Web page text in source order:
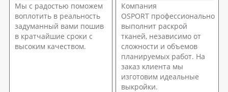
Мы с радостью поможем
воплотить в реальность
задуманный вами пошив
в кратчайшие сроки с
высоким качеством.
Компания
OSPORT профессионально
выполнит раскрой
тканей, независимо от
сложности и объемов
планируемых работ. На
заказ клиента мы
изготовим идеальные
выкройки.